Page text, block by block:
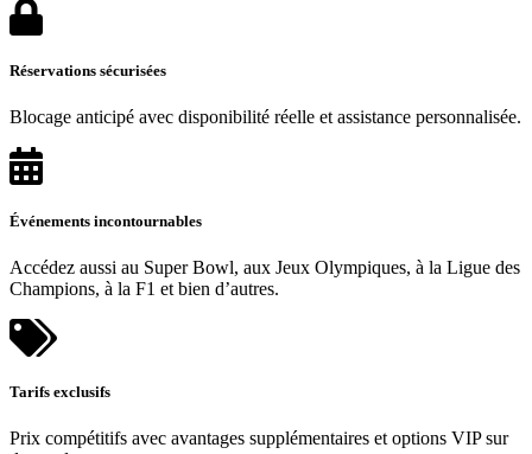
Réservations sécurisées
Blocage anticipé avec disponibilité réelle et assistance personnalisée.
Événements incontournables
Accédez aussi au Super Bowl, aux Jeux Olympiques, à la Ligue des
Champions, à la F1 et bien d’autres.
Tarifs exclusifs
Prix compétitifs avec avantages supplémentaires et options VIP sur